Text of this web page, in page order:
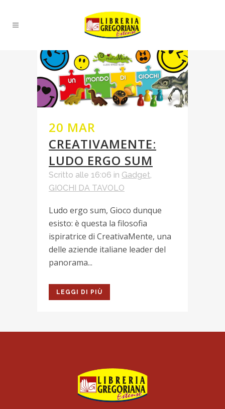
20 MAR
CREATIVAMENTE:
LUDO ERGO SUM
Scritto alle 16:06 in Gadget,
GIOCHI DA TAVOLO
Ludo ergo sum, Gioco dunque
esisto: è questa la filosofia
ispiratrice di CreativaMente, una
delle aziende italiane leader del
panorama...
LEGGI DI PIÙ